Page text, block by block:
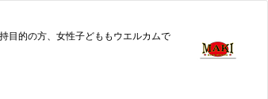
目的の方、女性子どももウエルカムで